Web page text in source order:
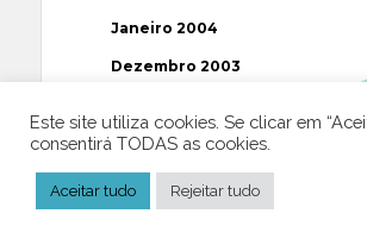
Janeiro 2004
Dezembro 2003
Julho 2003
Etiquetas
Este site utiliza cookies. Se clicar em
consentirá TODAS as cookies.
Aceitar tudo Rejeitar tudo